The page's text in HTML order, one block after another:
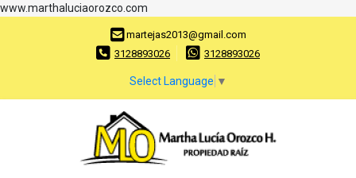
www.marthaluciaorozco.com
martejas2013@gmail.com
3128893026
3128893026
Select Language ▼